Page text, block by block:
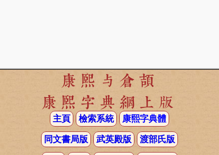
康熙与倉頡
康熙字典網上版
主頁 檢索系統 康熙字典體
同文書局版 武英殿版 渡部氏版